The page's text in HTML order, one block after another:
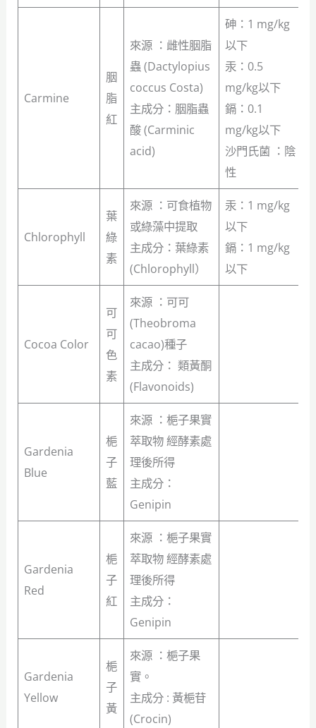
Carmine
胭
脂
紅
來源 ：雌性胭脂
蟲 (Dactylopius
coccus Costa)
主成分：胭脂蟲
酸 (Carminic
acid)
砷：1 mg/kg
以下
汞：0.5
mg/kg以下
鎘：0.1
mg/kg以下
沙門氏菌 ：陰
性
Chlorophyll
葉
綠
素
來源 ：可食植物
或綠藻中提取
主成分：葉綠素
(Chlorophyll）
汞：1 mg/kg
以下
鎘：1 mg/kg
以下
Cocoa Color
可
可
色
素
來源 ：可可
(Theobroma
cacao)種子
主成分： 類黃酮
(Flavonoids)
Gardenia
Blue
梔
子
藍
來源 ：梔子果實
萃取物 經酵素處
理後所得
主成分：
Genipin
Gardenia
Red
梔
子
紅
來源 ：梔子果實
萃取物 經酵素處
理後所得
主成分：
Genipin
Gardenia
Yellow
梔
子
黃
來源 ：梔子果
實。
主成分 : 黃梔苷
(Crocin)